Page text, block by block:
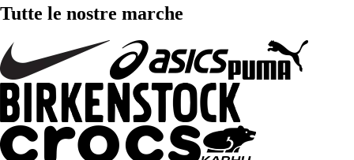
Tutte le nostre marche